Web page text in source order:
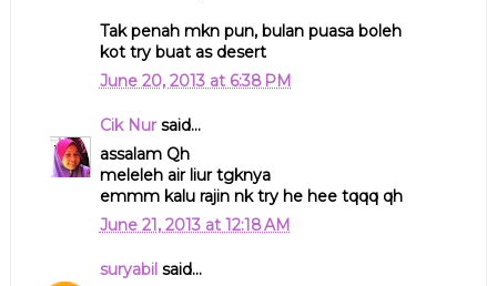
Tak penah mkn pun, bulan puasa boleh
kot try buat as desert
June 20, 2013 at 6:38 PM
Cik Nursaid...
assalam Qh
meleleh air liur tgknya
emmm kalu rajin nk try he hee tqqq qh
June 21, 2013 at 12:18 AM
suryabilsaid...